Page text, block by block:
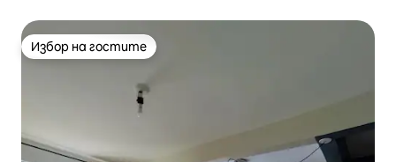
Избор на гостите
Избор на гостите